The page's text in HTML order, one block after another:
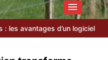
d’un logiciel de gta